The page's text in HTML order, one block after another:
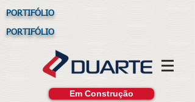
PORTIFÓLIO
PORTIFÓLIO
Em Construção